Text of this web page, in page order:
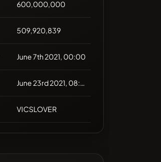
600,000,000
509,920,839
June 7th 2021, 00:00
June 23rd 2021, 08:01
VICSLOVER